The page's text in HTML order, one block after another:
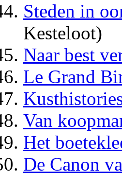
Steden in
Kesteloot)
Naar best
Le Grand
Van
Het
De Canon